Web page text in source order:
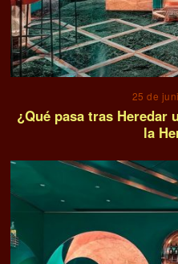
25 de
¿Qué pasa tras Heredar
la